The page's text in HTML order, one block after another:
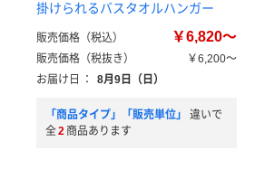
掛けられるバスタオルハンガー
販売価格（税込） ￥6,820～
販売価格（税抜き）
￥6,200～
お届け日
： 8月9日（日）
「商品タイプ」「販売単位」
違いで
全2 商品あります